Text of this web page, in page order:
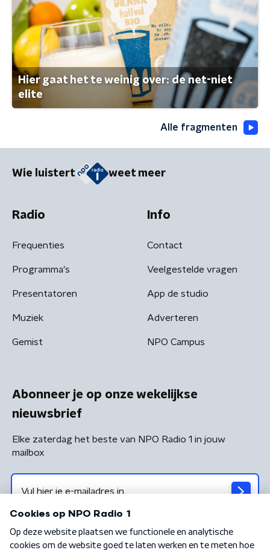
Hier gaat het te weinig over: de net-niet
elite
Alle fragmenten
Wie luistert weet meer
Radio
Frequenties
Programma's
Presentatoren
Muziek
Gemist
Info
Contact
Veelgestelde vragen
App de studio
Adverteren
NPO Campus
Abonneer je op onze wekelijkse
nieuwsbrief
Elke zaterdag het beste van NPO Radio 1 in jouw
mailbox